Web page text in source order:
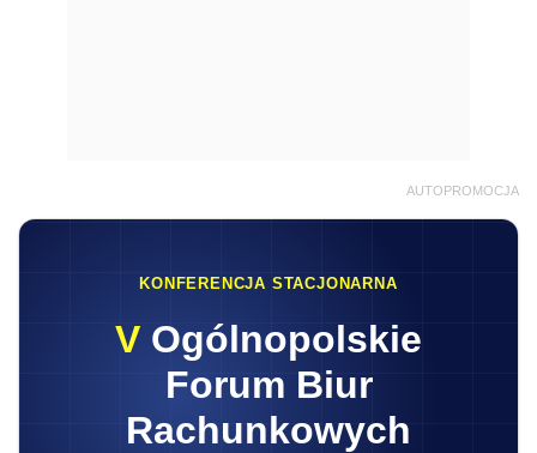
AUTOPROMOCJA
KONFERENCJA STACJONARNA
V Ogólnopolskie
Forum Biur
Rachunkowych